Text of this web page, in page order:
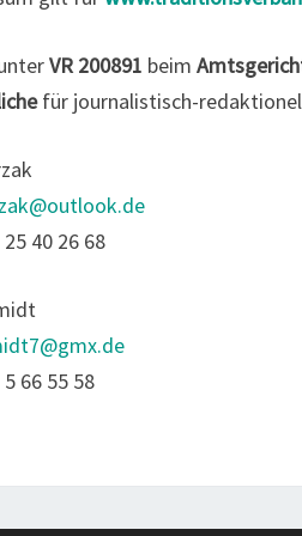
VR 200891 beim
für journalistisch-
40 26 68
66 55 58